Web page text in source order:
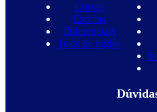
Cursos
Escolas
Diferenciais
Teste de inglês